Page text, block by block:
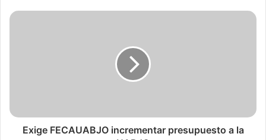
Exige FECAUABJO incrementar presupuesto a la